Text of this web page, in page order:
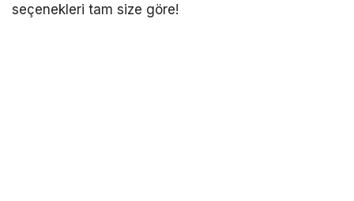
seçenekleri tam size göre!